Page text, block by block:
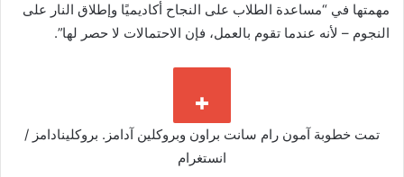
مهمتها في “مساعدة الطلاب على النجاح أكاديميًا وإطلاق النار على
النجوم – لأنه عندما تقوم بالعمل، فإن الاحتمالات لا حصر لها”.
تمت خطوبة آمون رام سانت براون وبروكلين آدامز. بروكلينادامز /
انستغرام